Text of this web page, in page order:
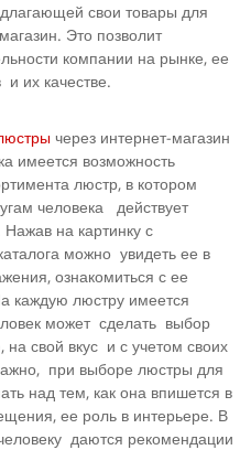
свои товары для
Это позволит
компании на рынке, ее
их качестве.
через интернет-магазин
имеется возможность
люстр, в котором
человека действует
на картинку с
можно увидеть ее в
ознакомиться с ее
каждую люстру имеется
может сделать выбор
свой вкус и с учетом своих
при выборе люстры для
над тем, как она впишется в
ее роль в интерьере. В
даются рекомендации